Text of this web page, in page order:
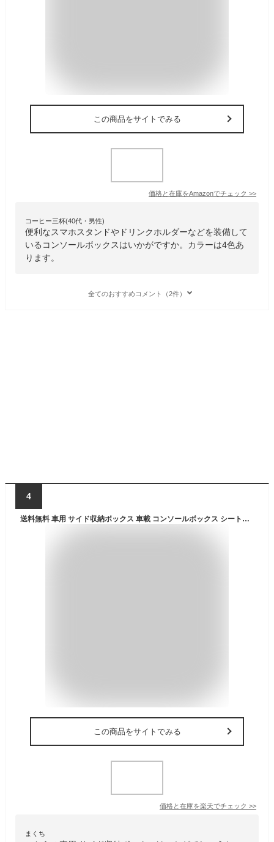
この商品をサイトでみる
価格と在庫をAmazonでチェック >>
コーヒー三杯(40代・男性)
便利なスマホスタンドやドリンクホルダーなどを装備して
いるコンソールボックスはいかがですか。カラーは4色あ
ります。
全てのおすすめコメント（2件）
4
送料無料 車用 サイド収納ボックス 車載 コンソールボックス シートポケット サイド収納ボックス 運転席と助手席 コンソール カップホルダー 車用品 隙間収納 ドリンクホルダー 車用 収納ボックス 小物収納 カー用品 PUレザー
この商品をサイトでみる
価格と在庫を楽天でチェック >>
まくち